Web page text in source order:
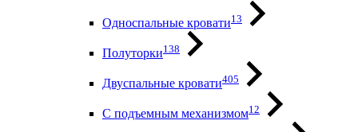
Односпальные кровати13
Полуторки138
Двуспальные кровати405
С подъемным механизмом12